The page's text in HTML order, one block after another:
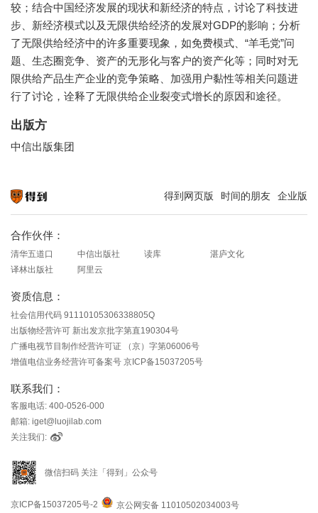
较；结合中国经济发展的现状和新经济的特点，讨论了科技进
步、新经济模式以及无限供给经济的发展对GDP的影响；分析
了无限供给经济中的许多重要现象，如免费模式、“羊毛党”问
题、生态圈竞争、资产的无形化与客户的资产化等；同时对无
限供给产品生产企业的竞争策略、加强用户黏性等相关问题进
行了讨论，诠释了无限供给企业裂变式增长的原因和途径。
出版方
中信出版集团
得到网页版 时间的朋友 企业版
合作伙伴：
清华五道口 中信出版社 读库
湛庐文化
译林出版社
阿里云
资质信息：
社会信用代码 91110105306338805Q
出版物经营许可 新出发京批字第直190304号
广播电视节目制作经营许可证 （京）字第06006号
增值电信业务经营许可备案号 京ICP备15037205号
联系我们：
客服电话: 400-0526-000
邮箱: iget@luojilab.com
关注我们:
微信扫码 关注「得到」公众号
京ICP备15037205号-2 京公网安备 11010502034003号